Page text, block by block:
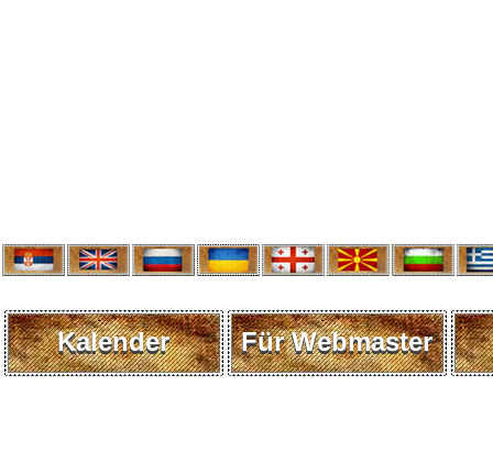
Kalender Für Webmaster